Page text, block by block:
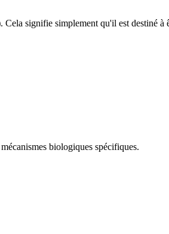
Cela signifie simplement qu'il est destiné
biologiques spécifiques.